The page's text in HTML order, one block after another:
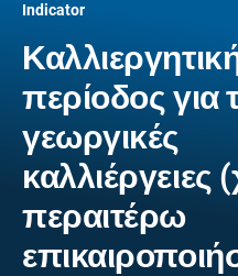
Indicator
περίοδος για
γεωργικές
καλλιέργειες
περαιτέρω